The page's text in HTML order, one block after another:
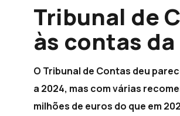
Tribunal de
às contas
O Tribunal de Contas deu
a 2024, mas com várias
milhões de euros do que em